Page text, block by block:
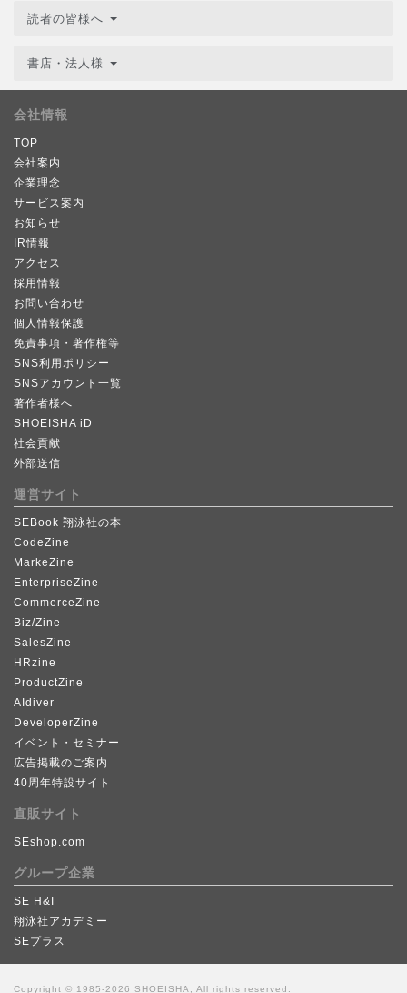
読者の皆様へ
書店・法人様
会社情報
TOP
会社案内
企業理念
サービス案内
お知らせ
IR情報
アクセス
採用情報
お問い合わせ
個人情報保護
免責事項・著作権等
SNS利用ポリシー
SNSアカウント一覧
著作者様へ
SHOEISHA iD
社会貢献
外部送信
運営サイト
SEBook 翔泳社の本
CodeZine
MarkeZine
EnterpriseZine
CommerceZine
Biz/Zine
SalesZine
HRzine
ProductZine
AIdiver
DeveloperZine
イベント・セミナー
広告掲載のご案内
40周年特設サイト
直販サイト
SEshop.com
グループ企業
SE H&I
翔泳社アカデミー
SEプラス
Copyright © 1985-2026 SHOEISHA, All rights reserved.